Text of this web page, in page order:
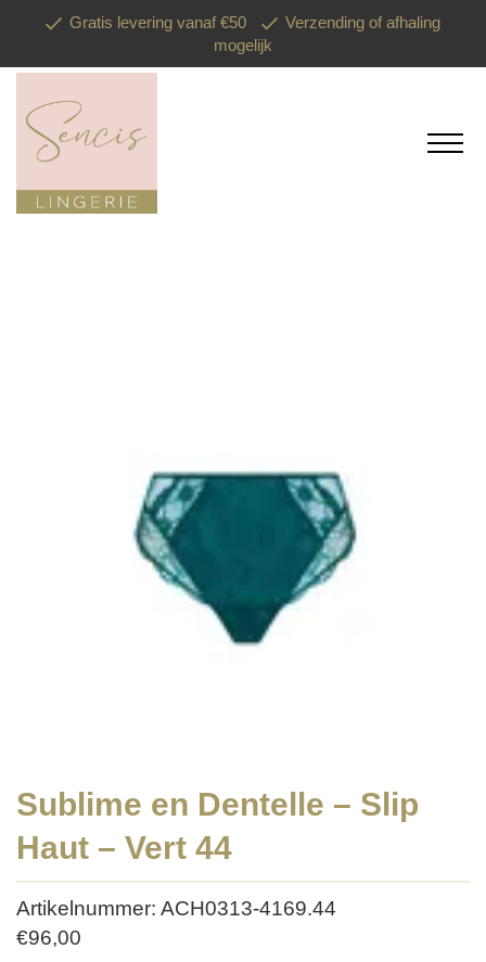
Gratis levering vanaf €50
Verzending of afhaling
mogelijk
Sublime en Dentelle – Slip
Haut – Vert 44
Artikelnummer: ACH0313-4169.44
€96,00